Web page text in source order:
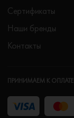
Сертификаты
Наши бренды
Контакты
ПРИНИМАЕМ К ОПЛАТЕ